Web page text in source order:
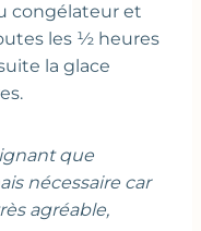
congélateur et
les ½ heures
la glace
que
nécessaire car
agréable,